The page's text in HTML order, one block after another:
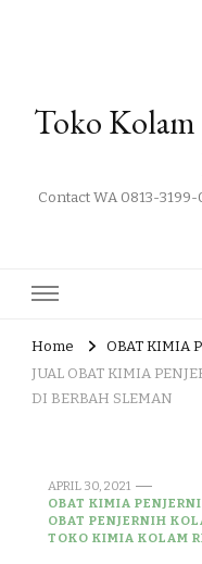
Toko Kolam
Contact WA 0813-
Home
OBAT KIMIA
JUAL OBAT KIMIA
DI BERBAH SLEMAN
APRIL 30, 2021
OBAT KIMIA
OBAT PENJERNIH
TOKO KIMIA KOLAM